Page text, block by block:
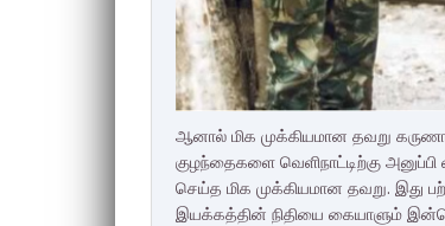
ஆனால் மிக முக்கியமான தவறு
குழந்தைகளை வெளிநாட்டிற்கு
செய்த மிக முக்கியமான தவறு. இது
இயக்கத்தின் நிதியை கையாளும்